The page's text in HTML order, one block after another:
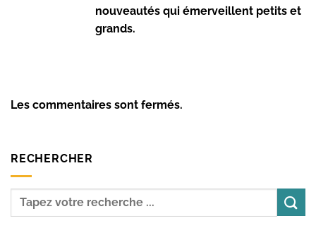
nouveautés qui émerveillent petits et
grands.
Les commentaires sont fermés.
RECHERCHER